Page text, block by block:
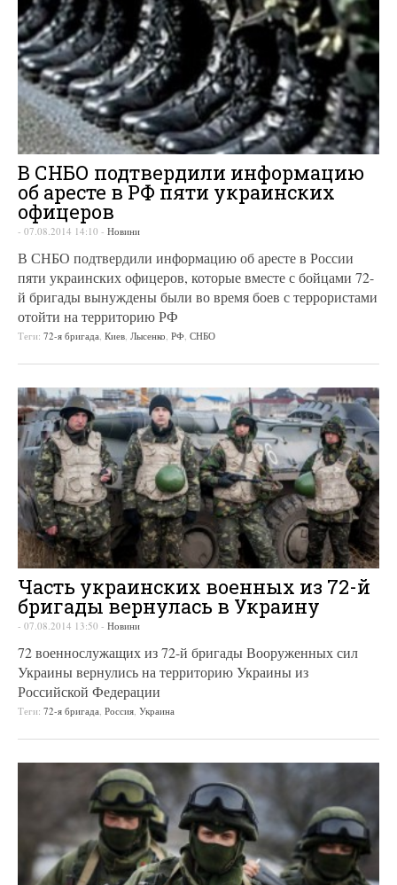
В СНБО подтвердили информацию
об аресте в РФ пяти украинских
офицеров
- 07.08.2014 14:10 - Новини
В СНБО подтвердили информацию об аресте в России
пяти украинских офицеров, которые вместе с бойцами 72-
й бригады вынуждены были во время боев с террористами
отойти на территорию РФ
Теги: 72-я бригада, Киев, Лысенко, РФ, СНБО
Часть украинских военных из 72-й
бригады вернулась в Украину
- 07.08.2014 13:50 - Новини
72 военнослужащих из 72-й бригады Вооруженных сил
Украины вернулись на территорию Украины из
Российской Федерации
Теги: 72-я бригада, Россия, Украина